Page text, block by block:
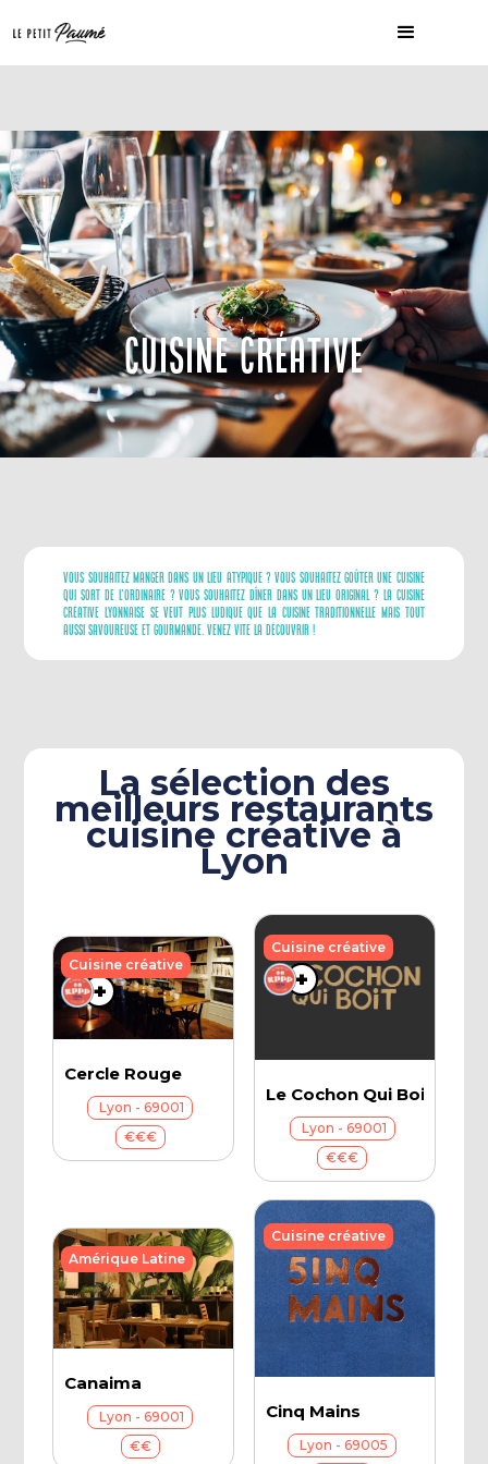
CUISINE CRÉATIVE
Vous Souhaitez Manger Dans Un Lieu Atypique ? Vous Souhaitez Goûter Une Cuisine
Qui Sort De L’ordinaire ? Vous Souhaitez Dîner Dans Un Lieu Original ? La Cuisine
Créative Lyonnaise Se Veut Plus Ludique Que La Cuisine Traditionnelle Mais Tout
Aussi Savoureuse Et Gourmande. Venez Vite La Découvrir !
La sélection des
meilleurs restaurants
cuisine créative à
Lyon
+
+
Cercle Rouge
Lyon - 69001
€€€
Cuisine créative
+
+
Le Cochon Qui Boit
Lyon - 69001
€€€
Cuisine créative
Canaima
Lyon - 69001
€€
Amérique Latine
Cinq Mains
Lyon - 69005
Cuisine créative